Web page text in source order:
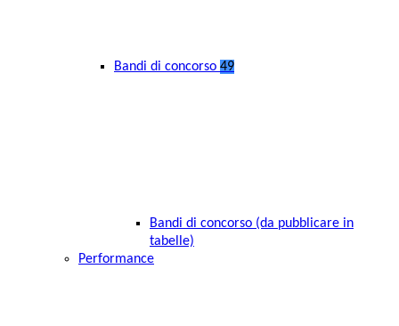
Bandi di concorso 49
Bandi di concorso (da pubblicare in
tabelle)
Performance